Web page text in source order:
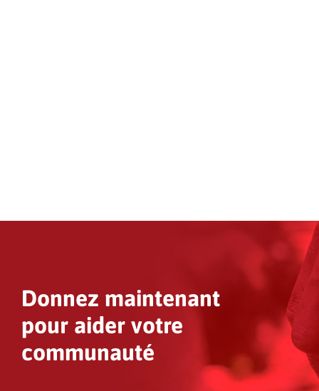
Donnez maintenant
pour aider votre
communauté